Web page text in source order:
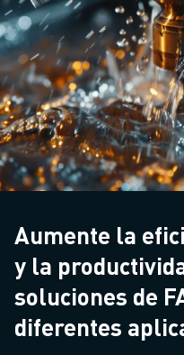
Aumente la
y la
soluciones de
diferentes